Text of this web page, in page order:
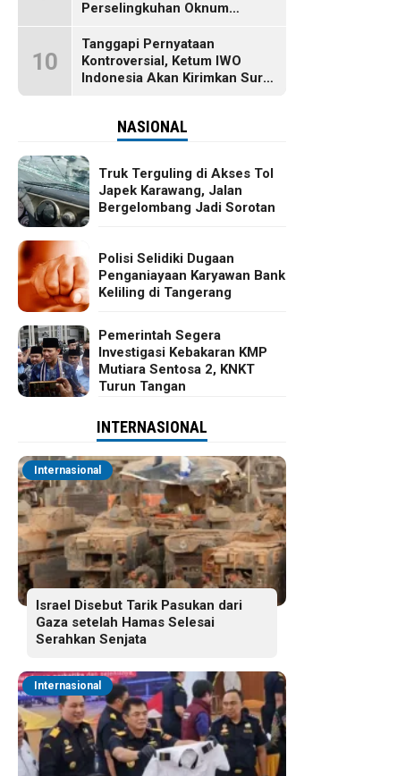
Perselingkuhan Oknum
10
Tanggapi Pernyataan
Kontroversial, Ketum IWO
Indonesia Akan Kirimkan Surat
NASIONAL
Truk Terguling di Akses Tol
Japek Karawang, Jalan
Bergelombang Jadi Sorotan
Polisi Selidiki Dugaan
Penganiayaan Karyawan Bank
Keliling di Tangerang
Pemerintah Segera
Investigasi Kebakaran KMP
Mutiara Sentosa 2, KNKT
Turun Tangan
INTERNASIONAL
Internasional
Israel Disebut Tarik Pasukan dari
Gaza setelah Hamas Selesai
Serahkan Senjata
Internasional